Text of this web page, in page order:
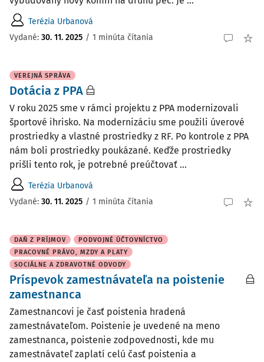
Terézia Urbanová
Vydané: 30. 11. 2025 / 1 minúta čítania
VEREJNÁ SPRÁVA
Dotácia z PPA
V roku 2025 sme v rámci projektu z PPA modernizovali
športové ihrisko. Na modernizáciu sme použili úverové
prostriedky a vlastné prostriedky z RF. Po kontrole z PPA
nám boli prostriedky poukázané. Keďže prostriedky
prišli tento rok, je potrebné preúčtovať ...
Terézia Urbanová
Vydané: 30. 11. 2025 / 1 minúta čítania
DAŇ Z PRÍJMOV
PODVOJNÉ ÚČTOVNÍCTVO
PRACOVNÉ PRÁVO, MZDY A PLATY
SOCIÁLNE A ZDRAVOTNÉ ODVODY
Príspevok zamestnávateľa na poistenie
zamestnanca
Zamestnancovi je časť poistenia hradená
zamestnávateľom. Poistenie je uvedené na meno
zamestnanca, poistenie zodpovednosti, kde mu
zamestnávateľ zaplatí celú časť poistenia a